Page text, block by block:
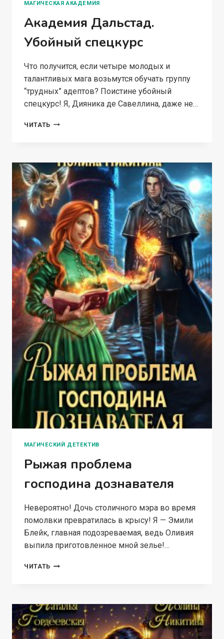
МАГИЧЕСКАЯ АКАДЕМИЯ
Академия Дальстад.
Убойный спецкурс
Что получится, если четыре молодых и
талантливых мага возьмутся обучать группу
“трудных” адептов? Поистине убойный
спецкурс! Я, Дияника де Савеллина, даже не…
ЧИТАТЬ АКАДЕМИЯ
МАГИЧЕСКИЙ ДЕТЕКТИВ
Рыжая проблема
господина дознавателя
Невероятно! Дочь столичного мэра во время
помолвки превратилась в крысу! Я — Эмили
Блейк, главная подозреваемая, ведь Оливия
выпила приготовленное мной зелье!…
ЧИТАТЬ РЫЖАЯ